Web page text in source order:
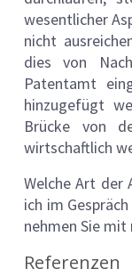
wesentlicher
nicht
dies von
Patentamt
hinzugefügt
Brücke von
wirtschaftlich
Welche Art der
ich im
nehmen Sie mit
Referenzen